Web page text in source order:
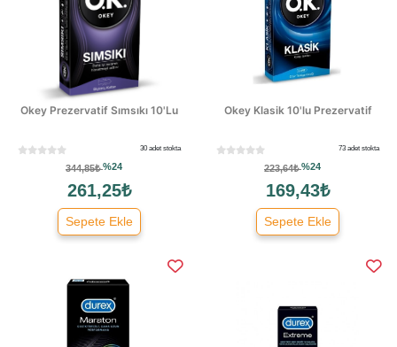
Okey Prezervatif Sımsıkı 10'Lu
30 adet stokta
344,85₺%24
261,25₺
Sepete Ekle
Okey Klasik 10'lu Prezervatif
73 adet stokta
223,64₺%24
169,43₺
Sepete Ekle